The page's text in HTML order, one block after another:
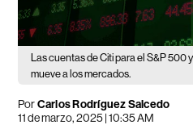
Las cuentas de Citi para el S&P 500
mueve a los mercados.
PorCarlos Rodríguez Salcedo
11 de marzo, 2025 | 10:35 AM